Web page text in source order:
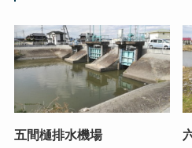
五間樋排水機場